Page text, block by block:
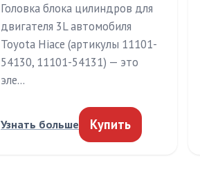
Головка блока цилиндров для
двигателя 3L автомобиля
Toyota Hiace (артикулы 11101-
54130, 11101-54131) — это
эле…
Узнать больше Купить